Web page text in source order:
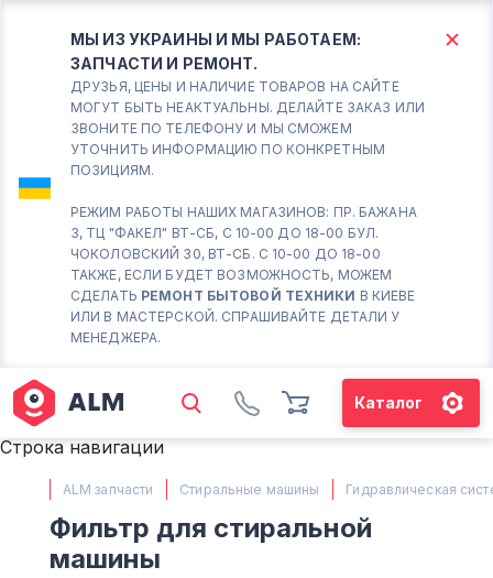
МЫ ИЗ УКРАИНЫ И МЫ РАБОТАЕМ:
ЗАПЧАСТИ И РЕМОНТ.
ДРУЗЬЯ, ЦЕНЫ И НАЛИЧИЕ ТОВАРОВ НА САЙТЕ
МОГУТ БЫТЬ НЕАКТУАЛЬНЫ. ДЕЛАЙТЕ ЗАКАЗ ИЛИ
ЗВОНИТЕ ПО ТЕЛЕФОНУ И МЫ СМОЖЕМ
УТОЧНИТЬ ИНФОРМАЦИЮ ПО КОНКРЕТНЫМ
ПОЗИЦИЯМ.
РЕЖИМ РАБОТЫ НАШИХ МАГАЗИНОВ: ПР. БАЖАНА
3, ТЦ "ФАКЕЛ" ВТ-СБ, С 10-00 ДО 18-00 БУЛ.
ЧОКОЛОВСКИЙ 30, ВТ-СБ. С 10-00 ДО 18-00
ТАКЖЕ, ЕСЛИ БУДЕТ ВОЗМОЖНОСТЬ, МОЖЕМ
СДЕЛАТЬ РЕМОНТ БЫТОВОЙ ТЕХНИКИ В КИЕВЕ
ИЛИ В МАСТЕРСКОЙ. СПРАШИВАЙТЕ ДЕТАЛИ У
МЕНЕДЖЕРА.
Каталог
КИЕВ БОРИСПОЛЬ
Вт.- Сб.
10:00 - 18:00
Соломенский район - ВТ-
СБ. с 10-00 до 18-00
(098) 672 76 42
(063) 722 37 14
М. ХАРЬКОВСКАЯ - ВТ-СБ, С
10-00 ДО 18-00
(063) 527 27 00
(044) 332 76 42
КАРТА
Строка навигации
ALM запчасти Стиральные машины Гидравлическая
Фильтр для стиральной
машины